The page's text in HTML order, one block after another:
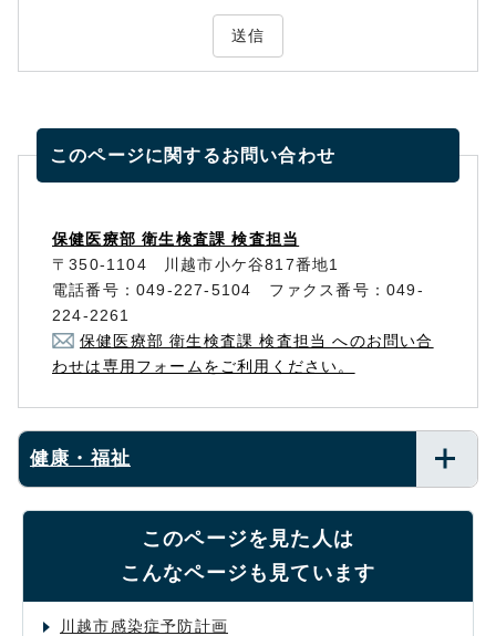
送信
このページに関するお問い合わせ
保健医療部 衛生検査課 検査担当
〒350-1104 川越市小ケ谷817番地1
電話番号：049-227-5104 ファクス番号：049-
224-2261
保健医療部 衛生検査課 検査担当 へのお問い合
わせは専用フォームをご利用ください。
健康・福祉
このページを見た人は
こんなページも見ています
川越市感染症予防計画